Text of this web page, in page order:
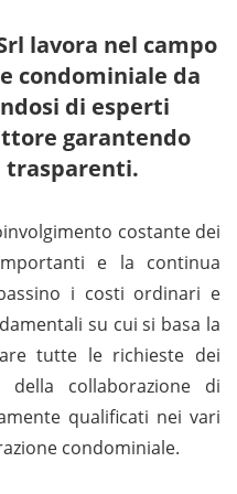
lavora nel campo
condominiale da
di esperti
garantendo
trasparenti.
costante dei
e la continua
i costi ordinari e
su cui si basa la
tutte le richieste dei
collaborazione di
qualificati nei vari
condominiale.